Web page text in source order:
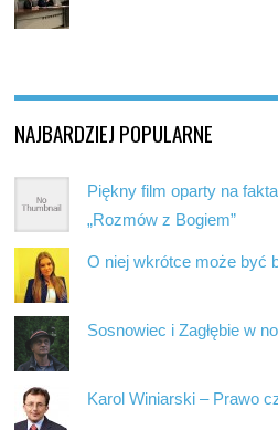
NAJBARDZIEJ POPULARNE
Piękny film oparty na
„Rozmów z Bogiem”
O niej wkrótce może być
Sosnowiec i Zagłębie w
Karol Winiarski – Prawo